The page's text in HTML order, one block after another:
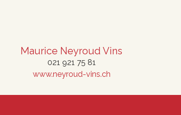
Maurice Neyroud Vins
021 921 75 81
www.neyroud-vins.ch